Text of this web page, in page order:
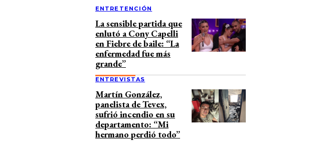
ENTRETENCIÓN
La sensible partida que
enlutó a Cony Capelli
en Fiebre de baile: “La
enfermedad fue más
grande”
ENTREVISTAS
Martín González,
panelista de Tevex,
sufrió incendio en su
departamento: “Mi
hermano perdió todo”